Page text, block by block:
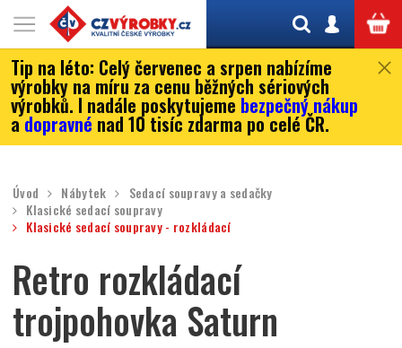
Tip na léto: Celý červenec a srpen nabízíme
výrobky na míru za cenu běžných sériových
výrobků. I nadále poskytujeme bezpečný nákup
adopravné nad 10 tisíc zdarma po celé ČR.
Úvod Nábytek
Sedací soupravy a sedačky
Klasické sedací soupravy
Klasické sedací soupravy - rozkládací
Retro rozkládací
trojpohovka Saturn